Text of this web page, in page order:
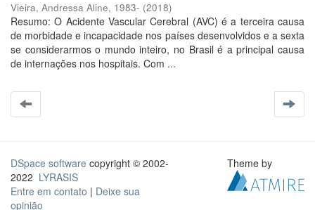
Vieira, Andressa Aline, 1983- (2018)
Resumo: O Acidente Vascular Cerebral (AVC) é a terceira causa
de morbidade e incapacidade nos países desenvolvidos e a sexta
se considerarmos o mundo inteiro, no Brasil é a principal causa
de internações nos hospitais. Com ...
DSpace software copyright © 2002-
2022 LYRASIS
Entre em contato | Deixe sua
opinião
Theme by